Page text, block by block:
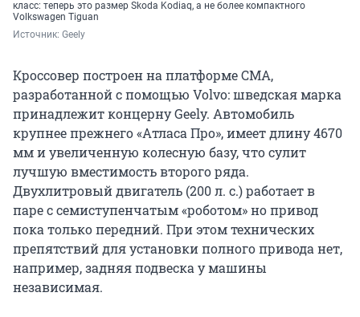
класс: теперь это размер Skoda Kodiaq, а не более компактного
Volkswagen Tiguan
Источник: Geely
Кроссовер построен на платформе CMA,
разработанной с помощью Volvo: шведская марка
принадлежит концерну Geely. Автомобиль
крупнее прежнего «Атласа Про», имеет длину 4670
мм и увеличенную колесную базу, что сулит
лучшую вместимость второго ряда.
Двухлитровый двигатель (200 л. с.) работает в
паре с семиступенчатым «роботом» но привод
пока только передний. При этом технических
препятствий для установки полного привода нет,
например, задняя подвеска у машины
независимая.